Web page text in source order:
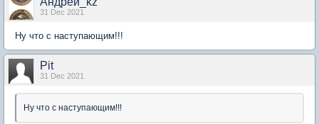
31 Dec 2021
Ну что с наступающим!!!
Pit
31 Dec 2021
Ну что с наступающим!!!